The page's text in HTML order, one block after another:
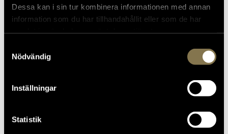
Dessa kan i sin tur kombinera informationen med annan
information som du har tillhandahållit eller som de har
Nödvändig
Inställningar
Statistik